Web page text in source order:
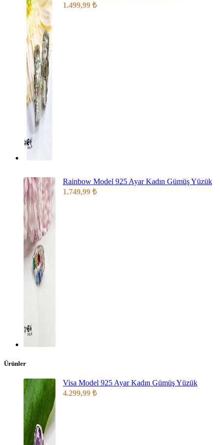
1.499,99 ₺
Rainbow Model 925 Ayar Kadın Gümüş Yüzük
1.749,99 ₺
Ürünler
Visa Model 925 Ayar Kadın Gümüş Yüzük
4.299,99 ₺